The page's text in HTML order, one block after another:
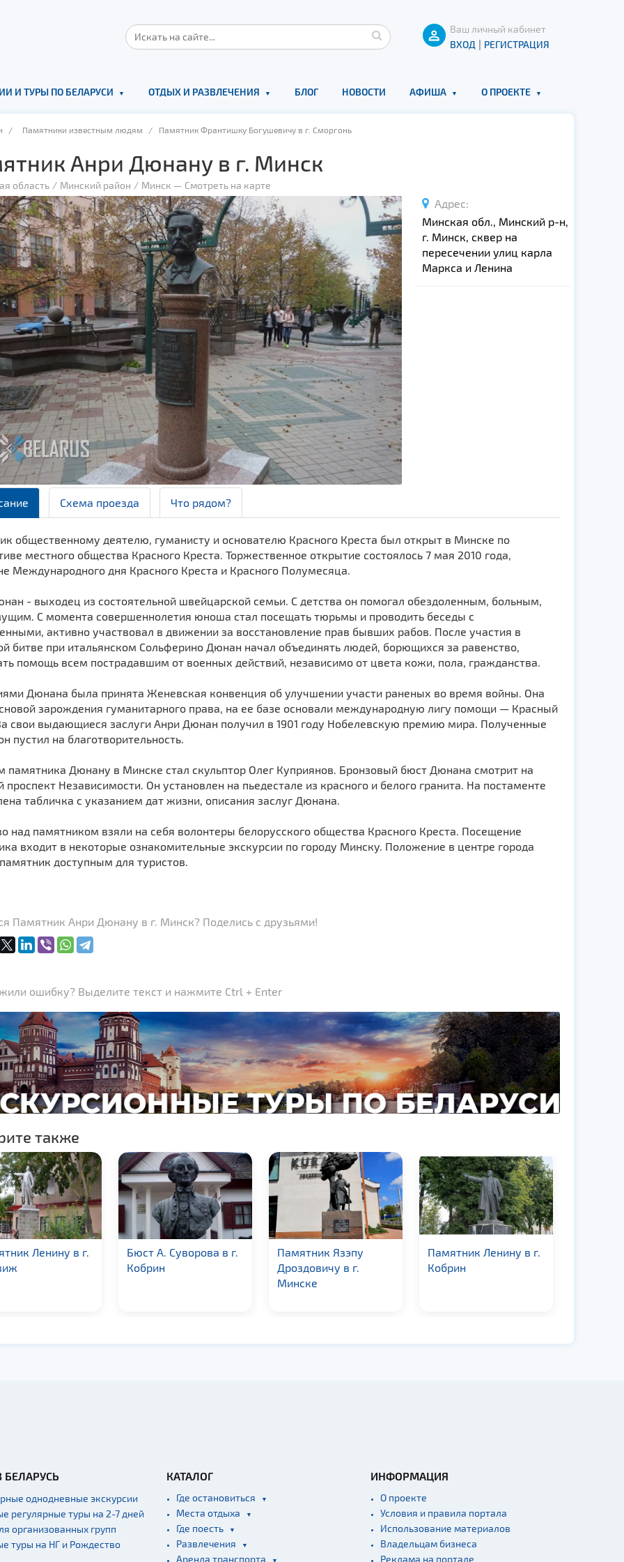
Ваш личный кабинет
ВХОД | РЕГИСТРАЦИЯ
И ТУРЫ ПО БЕЛАРУСИ ОТДЫХ И РАЗВЛЕЧЕНИЯ БЛОГ НОВОСТИ АФИША О ПРОЕКТЕ
/ Памятники известным людям / Памятник Франтишку Богушевичу в г. Сморгонь
Анри Дюнану в г. Минск
область Минский район Минск — Смотреть на карте
Адрес:
Минская обл., Минский р-н,
г. Минск, сквер на
пересечении улиц карла
Маркса и Ленина
Схема проезда Что рядом?
общественному деятелю, гуманисту и основателю Красного Креста был открыт в Минске по
местного общества Красного Креста. Торжественное открытие состоялось 7 мая 2010 года,
Международного дня Красного Креста и Красного Полумесяца.
- выходец из состоятельной швейцарской семьи. С детства он помогал обездоленным, больным,
С момента совершеннолетия юноша стал посещать тюрьмы и проводить беседы с
активно участвовал в движении за восстановление прав бывших рабов. После участия в
битве при итальянском Сольферино Дюнан начал объединять людей, борющихся за равенство,
помощь всем пострадавшим от военных действий, независимо от цвета кожи, пола, гражданства.
Дюнана была принята Женевская конвенция об улучшении участи раненых во время войны. Она
зарождения гуманитарного права, на ее базе основали международную лигу помощи — Красный
свои выдающиеся заслуги Анри Дюнан получил в 1901 году Нобелевскую премию мира. Полученные
пустил на благотворительность.
памятника Дюнану в Минске стал скульптор Олег Куприянов. Бронзовый бюст Дюнана смотрит на
Независимости. Он установлен на пьедестале из красного и белого гранита. На постаменте
табличка с указанием дат жизни, описания заслуг Дюнана.
над памятником взяли на себя волонтеры белорусского общества Красного Креста. Посещение
входит в некоторые ознакомительные экскурсии по городу Минску. Положение в центре города
доступным для туристов.
Памятник Анри Дюнану в г. Минск? Поделись с друзьями!
ошибку? Выделите текст и нажмите Ctrl + Enter
также
Ленину в г.
Бюст А. Суворова в г.
Кобрин
Памятник Язэпу
Дроздовичу в г.
Минске
Памятник Ленину в г.
Кобрин
БЕЛАРУСЬ
однодневные экскурсии
регулярные туры на 2-7 дней
организованных групп
туры на НГ и Рождество
КАТАЛОГ
Где остановиться
Места отдыха
Где поесть
Развлечения
Аренда транспорта
ИНФОРМАЦИЯ
О проекте
Условия и правила портала
Использование материалов
Владельцам бизнеса
Реклама на портале